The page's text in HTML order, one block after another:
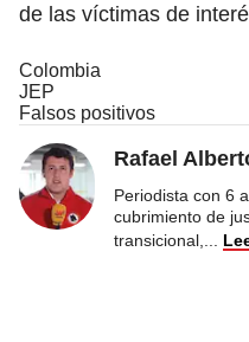
de las víctimas de
Colombia
JEP
Falsos positivos
Rafael
Periodista con 6
cubrimiento de
transicional,